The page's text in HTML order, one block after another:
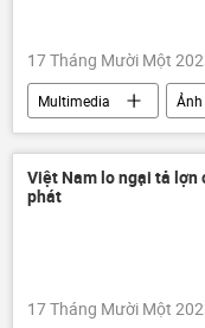
17 Tháng Mười Một
Multimedia Ảnh
APEC tại San Francisco
Thế giới
Việt Nam lo ngại tả lợn
phát
17 Tháng Mười Một